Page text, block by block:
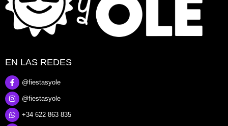
EN LAS REDES
@fiestasyole
@fiestasyole
+34 622 863 835